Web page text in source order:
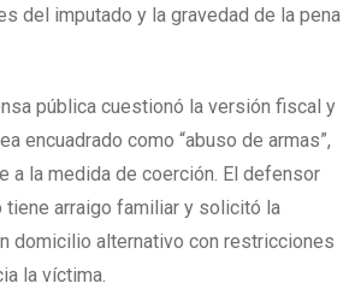
del imputado y la gravedad de la pena
pública cuestionó la versión fiscal y
encuadrado como “abuso de armas”,
a la medida de coerción. El defensor
tiene arraigo familiar y solicitó la
domicilio alternativo con restricciones
la víctima.